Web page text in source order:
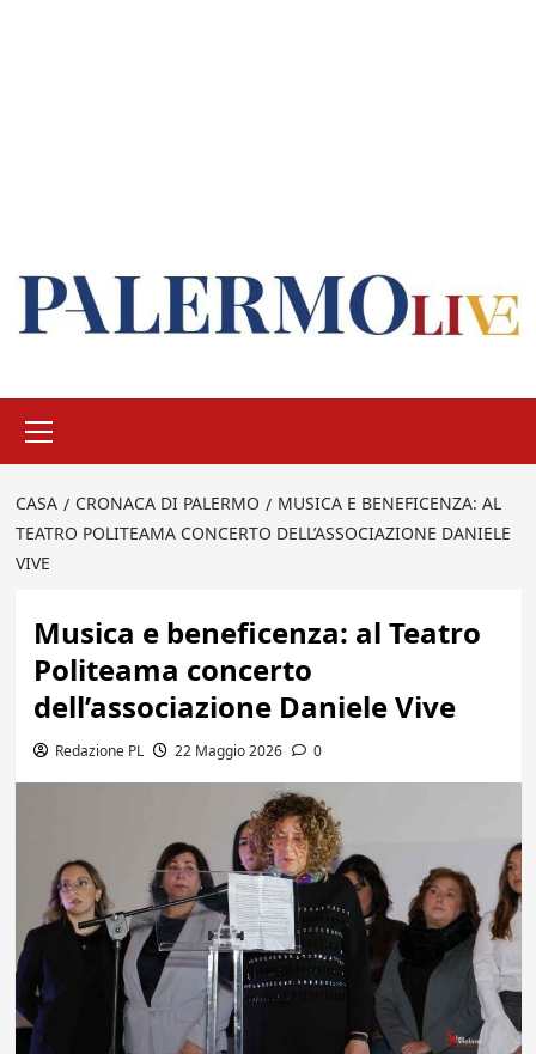
principale
CASA CRONACA DI PALERMO
MUSICA E BENEFICENZA: AL
TEATRO POLITEAMA CONCERTO DELL’ASSOCIAZIONE DANIELE
VIVE
Musica e beneficenza: al Teatro
Politeama concerto
dell’associazione Daniele Vive
Redazione PL 22 Maggio 2026 0